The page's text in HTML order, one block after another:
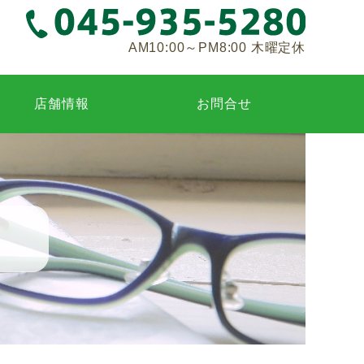
AM10:00～PM8:00 木曜定休
店舗情報 お問合せ